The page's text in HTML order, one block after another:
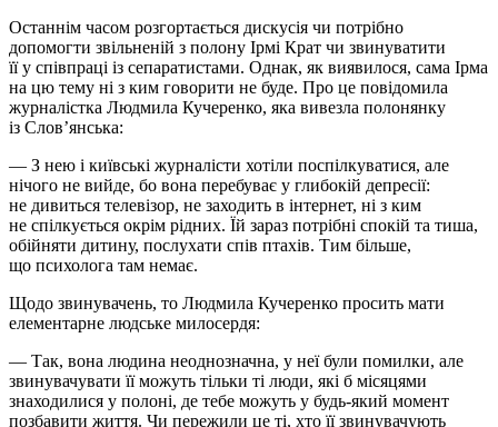
Останнім часом розгортається дискусія чи потрібно
допомогти звільненій з полону Ірмі Крат чи звинуватити
її у співпраці із сепаратистами. Однак, як виявилося, сама Ірма
на цю тему ні з ким говорити не буде. Про це повідомила
журналістка Людмила Кучеренко, яка вивезла полонянку
із Слов’янська:
— З нею і київські журналісти хотіли поспілкуватися, але
нічого не вийде, бо вона перебуває у глибокій депресії:
не дивиться телевізор, не заходить в інтернет, ні з ким
не спілкується окрім рідних. Їй зараз потрібні спокій та тиша,
обійняти дитину, послухати спів птахів. Тим більше,
що психолога там немає.
Щодо звинувачень, то Людмила Кучеренко просить мати
елементарне людське милосердя:
— Так, вона людина неоднозначна, у неї були помилки, але
звинувачувати її можуть тільки ті люди, які б місяцями
знаходилися у полоні, де тебе можуть у будь-який момент
позбавити життя. Чи пережили це ті, хто її звинувачують